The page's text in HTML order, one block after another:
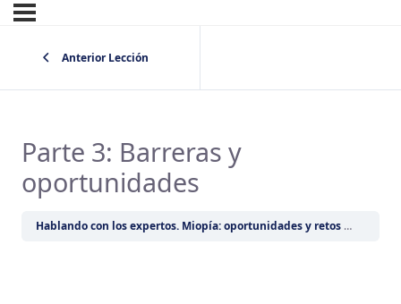
Anterior Lección
Parte 3: Barreras y
oportunidades
Hablando con los expertos. Miopía: oportunidades y retos en Latinoamérica.